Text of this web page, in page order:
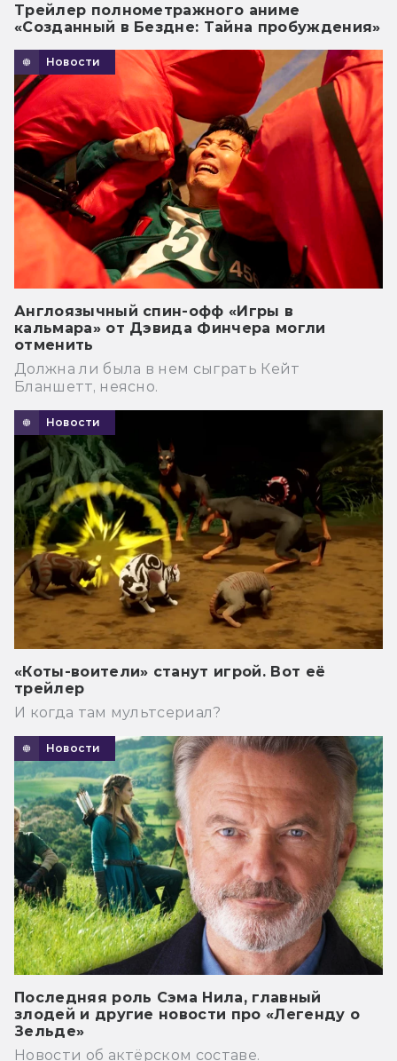
Трейлер полнометражного аниме
«Созданный в Бездне: Тайна пробуждения»
Новости
Англоязычный спин-офф «Игры в
кальмара» от Дэвида Финчера могли
отменить
Должна ли была в нем сыграть Кейт
Бланшетт, неясно.
Новости
«Коты-воители» станут игрой. Вот её
трейлер
И когда там мультсериал?
Новости
Последняя роль Сэма Нила, главный
злодей и другие новости про «Легенду о
Зельде»
Новости об актёрском составе.